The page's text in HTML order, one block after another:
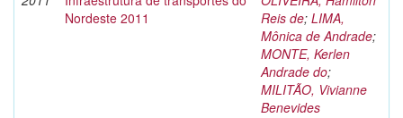
Nordeste 2011
Reis de; LIMA,
Mônica de Andrade;
MONTE, Kerlen
Andrade do;
MILITÃO, Vivianne
Benevides